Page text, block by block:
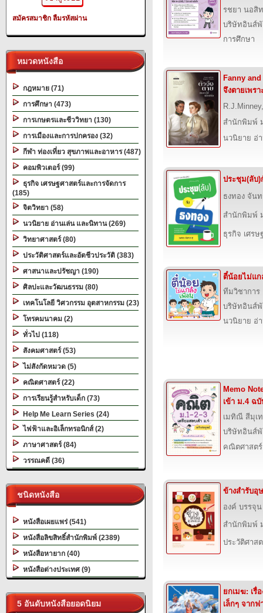
สมัครสมาชิก ลืมรหัสผ่าน
หมวดหนังสือ
กฎหมาย (71)
การศึกษา (473)
การเกษตรและชีววิทยา (130)
การเมืองและการปกครอง (32)
กีฬา ท่องเที่ยว สุขภาพและอาหาร (487)
คอมพิวเตอร์ (99)
ธุรกิจ เศรษฐศาสตร์และการจัดการ
(185)
จิตวิทยา (58)
นวนิยาย อ่านเล่น และนิทาน (269)
วิทยาศาสตร์ (80)
ประวัติศาสตร์และอัตชีวประวัติ (383)
ศาสนาและปรัชญา (190)
ศิลปะและวัฒนธรรม (80)
เทคโนโลยี วิศวกรรม อุตสาหกรรม (23)
โทรคมนาคม (2)
ทั่วไป (118)
สังคมศาสตร์ (53)
ไม่สังกัดหมวด (5)
คณิตศาสตร์ (22)
การเรียนรู้สำหรับเด็ก (73)
Help Me Learn Series (24)
ไฟฟ้าและอิเล็กทรอนิกส์ (2)
ภาษาศาสตร์ (84)
วรรณคดี (36)
ชนิดหนังสือ
หนังสือเผยแพร่ (541)
หนังสือลิขสิทธิ์สำนักพิมพ์ (2389)
หนังสือหายาก (40)
หนังสือต่างประเทศ (9)
5 อันดับหนังสือยอดนิยม
รชยา นอสิ
บริษัทอินส์
การศึกษา
Fanny
จึงตายเพรา
สำนักพิมพ์
นวนิยาย อ่
ประชุม(ลับ)
ธงทอง จันท
สำนักพิมพ์
ธุรกิจ เศรษ
ตี๋น้อยไม่แก
ทีมวิชาการ
บริษัทอินส์
นวนิยาย อ่
Memo
เข้า ม.4 ฉ
เมทิณี สีมุเ
บริษัทอินส์
คณิตศาสตร์
ข้างสำรับอุ
องค์ บรรจุน
สำนักพิมพ์
ประวัติศาส
ยกเมฆ: เรื่
เล็กๆ จากฟ